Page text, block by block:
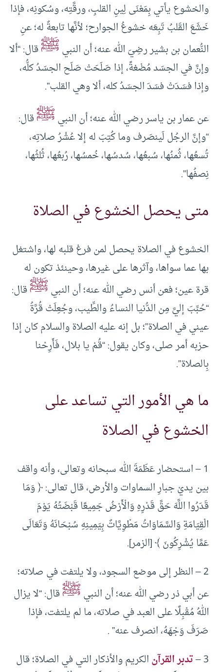
والخشوع يأتي بِمَعْنَى لِينِ القلبِ، ورقَّتِه، وسُكونِه، فإذا
خَشَعَ القَلبُ تَبِعَه خشوعُ الجوارح؛ لأنَّها تابعةٌ له؛ عنِ
النُّعمان بن بشير رضِيَ الله عنه؛ أن النبيﷺقال: “ألا
وإنَّ في الجسَد مُضْغةً، إذا صَلَحَتْ صَلَح الجسَدُ كلُّه،
وإذا فسَدَتْ فسَدَ الجسَدُ كله، ألا وهي القلب”.
عن عمار بن ياسر رضي الله عنه؛ أن النبيﷺقال:
“وإنَّ الرجُل لَينصَرف وما كُتِبَ له إلا عُشْرُ صلاتِه،
تُسعُها، ثُمنُها، سُبعُها، سُدسُها، خُمسُها، رُبعُها، ثُلثُها،
نِصفُها”.
متى يحصل الخشوع في الصلاة
الخشوع في الصلاة يحصل لمن فرغ قلبه لها، واشتغل
بها عما سواها، وآثرها على غيرها، وحينئذ تكون له
قرة عين؛ فعن أنس رضي الله عنه؛ أن النبيﷺقال:
“حُبِّبَ إليَّ مِن الدُّنيا النساءُ والطِّيب، وجُعِلَتْ قُرَّةُ
عيني في الصلاة”؛ بل إنه عليه الصلاة والسلام كان إذا
حزبه أمر صلى، وكان يقول: “قُمْ يا بلال، فَأَرِحْنا
بِالصلاة”.
ما هي الأمور التي تساعد على
الخشوع في الصلاة
1 – استحضار عَظَمَةَ الله سبحانه وتعالى، وأنه واقف
بين يديْ جبارِ السماوات والأرض، قال تعالى: ﴿ وَمَا
قَدَرُوا اللَّهَ حَقَّ قَدْرِهِ وَالْأَرْضُ جَمِيعًا قَبْضَتُهُ يَوْمَ
الْقِيَامَةِ وَالسَّمَاوَاتُ مَطْوِيَّاتٌ بِيَمِينِهِ سُبْحَانَهُ وَتَعَالَى
عَمَّا يُشْرِكُونَ ﴾ [الزمر].
2 – النظر إلى موضع السجود، ولا يلتفت في صلاته؛
عن أبي ذر رضي الله عنه؛ أن النبيﷺقال: “لا يزال
اللهُ مُقْبِلًا على العبد في صلاته، ما لم يلتفت، فإذا
صَرَفَ وَجْهَهُ، انصرف عنه” .
3 – تدبر القرآنالكريم والأذكار التي في الصلاة؛ قال